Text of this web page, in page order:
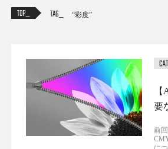
TAG 彩度
要
前